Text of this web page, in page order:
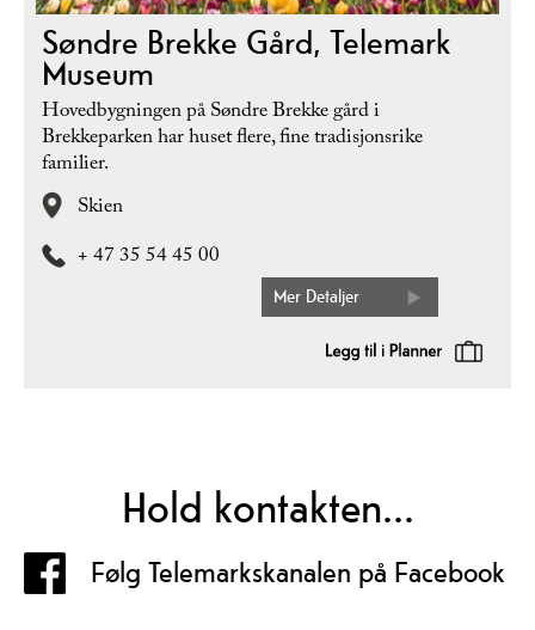
Søndre Brekke Gård, Telemark
Museum
Hovedbygningen på Søndre Brekke gård i
Brekkeparken har huset flere, fine tradisjonsrike
familier.
Skien
+ 47 35 54 45 00
Mer Detaljer
Hold kontakten...
Følg Telemarkskanalen på Facebook